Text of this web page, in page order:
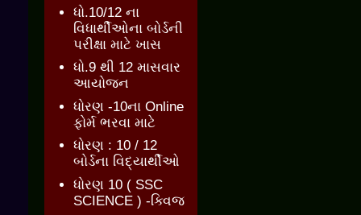
ધો.10/12 ના
વિધાર્થીઓના બોર્ડની
પરીક્ષા માટે ખાસ
ધો.9 થી 12 માસવાર
આયોજન
ધોરણ -10ના Online
ફોર્મ ભરવા માટે
ધોરણ : 10 / 12
બોર્ડના વિદ્યાર્થીઓ
ધોરણ 10 ( SSC
SCIENCE ) -ક્વિજ